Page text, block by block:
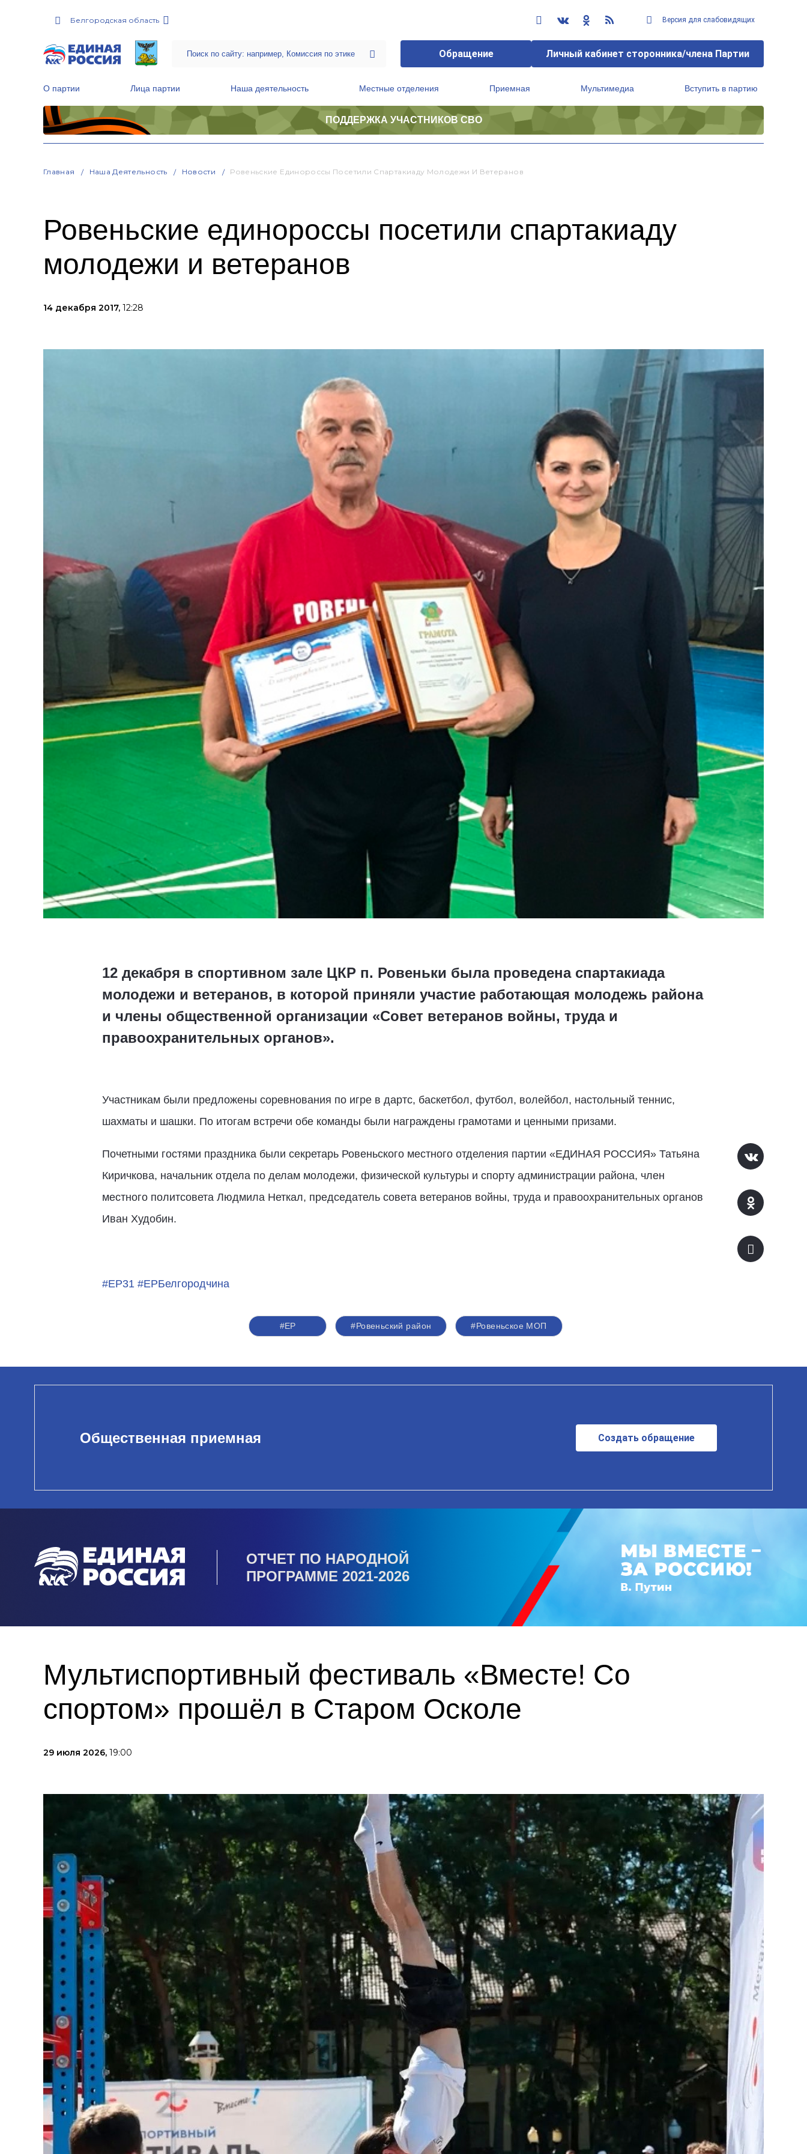
Белгородская область Версия для слабовидящих
Обращение Личный кабинет сторонника/члена Партии
О партии Лица партии Наша деятельность Местные отделения Приемная Мультимедиа Вступить в партию
ПОДДЕРЖКА УЧАСТНИКОВ СВО
Главная Наша Деятельность Новости Ровеньские Единороссы Посетили Спартакиаду Молодежи И Ветеранов
Ровеньские единороссы посетили спартакиаду
молодежи и ветеранов
14 декабря 2017, 12:28
12 декабря в спортивном зале ЦКР п. Ровеньки была проведена спартакиада
молодежи и ветеранов, в которой приняли участие работающая молодежь района
и члены общественной организации «Совет ветеранов войны, труда и
правоохранительных органов».
Участникам были предложены соревнования по игре в дартс, баскетбол, футбол, волейбол, настольный теннис,
шахматы и шашки. По итогам встречи обе команды были награждены грамотами и ценными призами.
Почетными гостями праздника были секретарь Ровеньского местного отделения партии «ЕДИНАЯ РОССИЯ» Татьяна
Киричкова, начальник отдела по делам молодежи, физической культуры и спорту администрации района, член
местного политсовета Людмила Неткал, председатель совета ветеранов войны, труда и правоохранительных органов
Иван Худобин.
#ЕР31 #ЕРБелгородчина
#ЕР #Ровеньский район #Ровеньское МОП
Общественная приемная Создать обращение
ОТЧЕТ ПО НАРОДНОЙ
ПРОГРАММЕ 2021-2026
Мультиспортивный фестиваль «Вместе! Со
спортом» прошёл в Старом Осколе
29 июля 2026, 19:00